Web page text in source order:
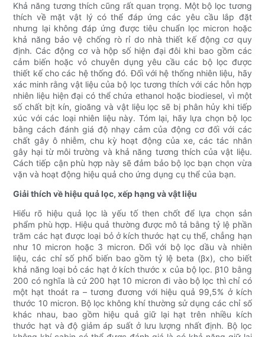
Khả năng tương thích cũng rất quan trọng. Một bộ lọc tương
thích về mặt vật lý có thể đáp ứng các yêu cầu lắp đặt
nhưng lại không đáp ứng được tiêu chuẩn lọc micron hoặc
khả năng bảo vệ chống rò rỉ do nhà thiết kế động cơ quy
định. Các động cơ và hộp số hiện đại đôi khi bao gồm các
cảm biến hoặc vỏ chuyên dụng yêu cầu các bộ lọc được
thiết kế cho các hệ thống đó. Đối với hệ thống nhiên liệu, hãy
xác minh rằng vật liệu của bộ lọc tương thích với các hỗn hợp
nhiên liệu hiện đại có thể chứa ethanol hoặc biodiesel, vì một
số chất bịt kín, gioăng và vật liệu lọc sẽ bị phân hủy khi tiếp
xúc với các loại nhiên liệu này. Tóm lại, hãy lựa chọn bộ lọc
bằng cách đánh giá độ nhạy cảm của động cơ đối với các
chất gây ô nhiễm, chu kỳ hoạt động của xe, các tác nhân
gây hại từ môi trường và khả năng tương thích của vật liệu.
Cách tiếp cận phù hợp này sẽ đảm bảo bộ lọc bạn chọn vừa
vặn và hoạt động hiệu quả cho ứng dụng cụ thể của bạn.
Giải thích về hiệu quả lọc, xếp hạng và vật liệu
Hiểu rõ hiệu quả lọc là yếu tố then chốt để lựa chọn sản
phẩm phù hợp. Hiệu quả thường được mô tả bằng tỷ lệ phần
trăm các hạt được loại bỏ ở kích thước hạt cụ thể, chẳng hạn
như 10 micron hoặc 3 micron. Đối với bộ lọc dầu và nhiên
liệu, các chỉ số phổ biến bao gồm tỷ lệ beta (βx), cho biết
khả năng loại bỏ các hạt ở kích thước x của bộ lọc. β10 bằng
200 có nghĩa là cứ 200 hạt 10 micron đi vào bộ lọc thì chỉ có
một hạt thoát ra – tương đương với hiệu quả 99,5% ở kích
thước 10 micron. Bộ lọc không khí thường sử dụng các chỉ số
khác nhau, bao gồm hiệu quả giữ lại hạt trên nhiều kích
thước hạt và độ giảm áp suất ở lưu lượng nhất định. Bộ lọc